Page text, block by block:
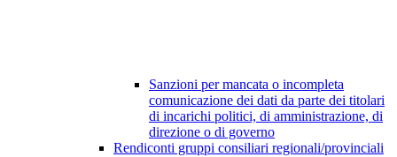
Sanzioni per mancata o incompleta
comunicazione dei dati da parte dei titolari
di incarichi politici, di amministrazione, di
direzione o di governo
Rendiconti gruppi consiliari regionali/provinciali